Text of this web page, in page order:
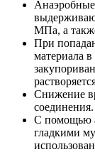
МПа, а
При
материала
Снижение
соединения.
С помощью
гладкими